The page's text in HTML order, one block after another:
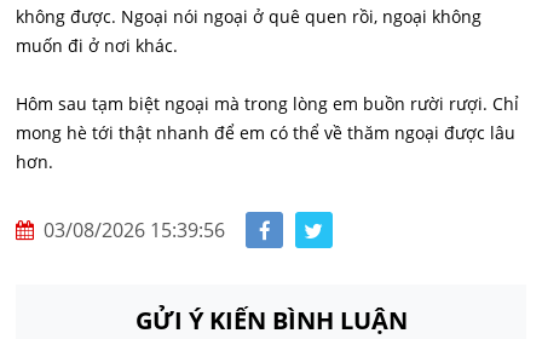
không được. Ngoại nói ngoại ở quê quen rồi, ngoại không
muốn đi ở nơi khác.
Hôm sau tạm biệt ngoại mà trong lòng em buồn rười rượi. Chỉ
mong hè tới thật nhanh để em có thể về thăm ngoại được lâu
hơn.
03/08/2026 15:39:56
GỬI Ý KIẾN BÌNH LUẬN